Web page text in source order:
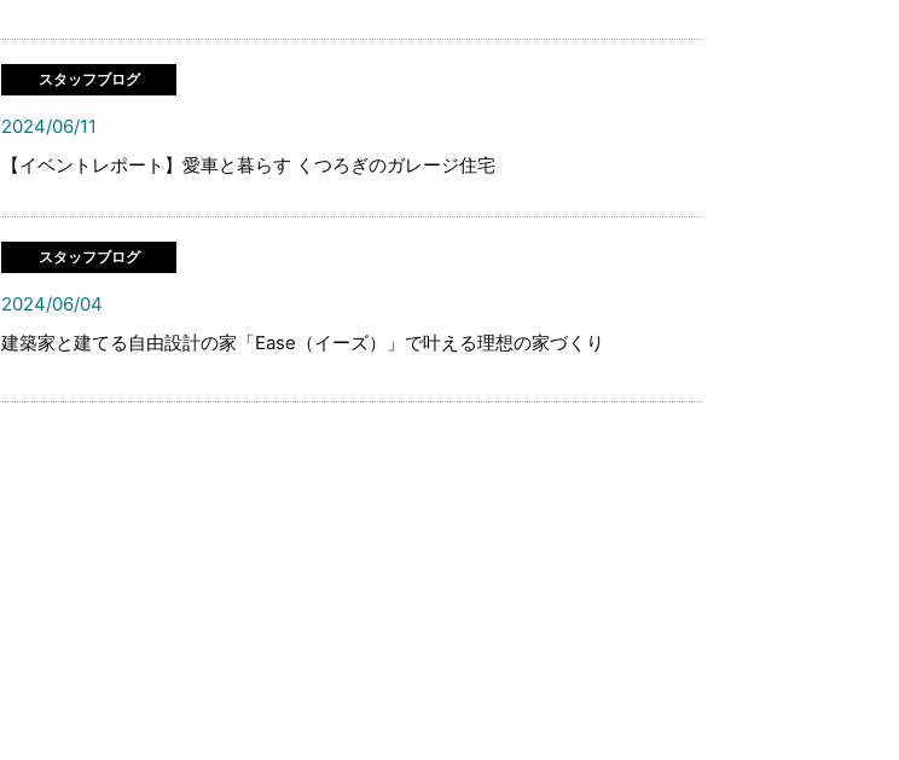
スタッフブログ
2024/06/11
【イベントレポート】愛車と暮らす くつろぎのガレージ住宅
スタッフブログ
2024/06/04
建築家と建てる自由設計の家「Ease（イーズ）」で叶える理想の家づくり